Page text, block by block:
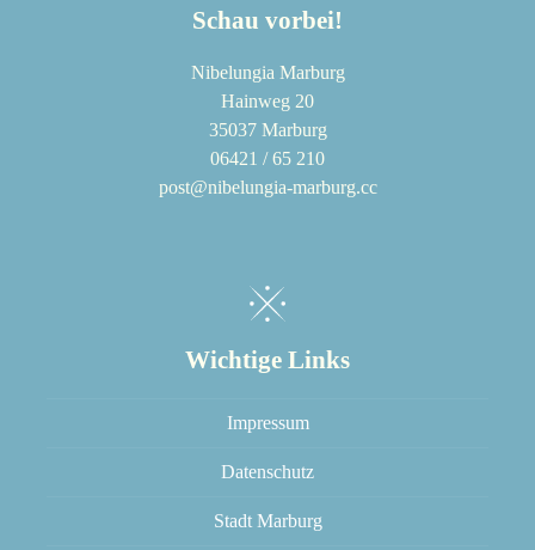
Schau vorbei!
Nibelungia Marburg
Hainweg 20
35037 Marburg
06421 / 65 210
post@nibelungia-marburg.cc
Wichtige Links
Impressum
Datenschutz
Stadt Marburg